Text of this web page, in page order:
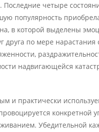
Последние четыре
популярность
в которой выделены
по мере нарастания
надвигающейся
и практически
конкретной
Убедительной